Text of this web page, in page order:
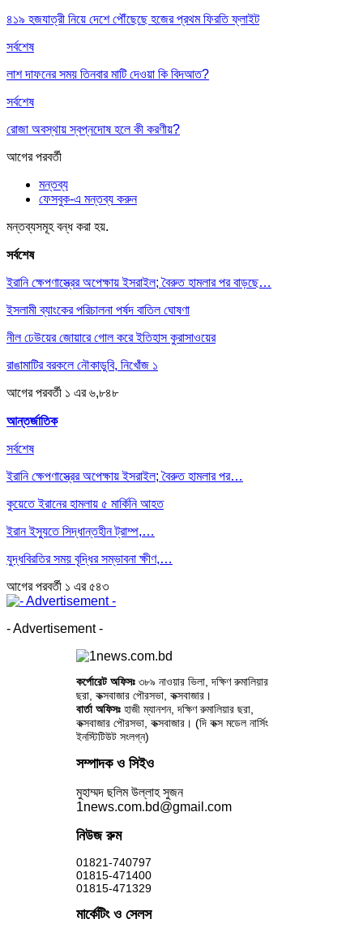
৪১৯ হজযাত্রী নিয়ে দেশে পৌঁছেছে হজের প্রথম ফিরতি ফ্লাইট
সর্বশেষ
লাশ দাফনের সময় তিনবার মাটি দেওয়া কি বিদআত?
সর্বশেষ
রোজা অবস্থায় স্বপ্নদোষ হলে কী করণীয়?
আগেরপরবর্তী
মন্তব্য
ফেসবুক-এ মন্তব্য করুন
মন্তব্যসমূহ বন্ধ করা হয়.
সর্বশেষ
ইরানি ক্ষেপণাস্ত্রের অপেক্ষায় ইসরাইল; বৈরুত হামলার পর বাড়ছে…
ইসলামী ব্যাংকের পরিচালনা পর্ষদ বাতিল ঘোষণা
নীল ঢেউয়ের জোয়ারে গোল করে ইতিহাস কুরাসাওয়ের
রাঙামাটির বরকলে নৌকাডুবি, নিখোঁজ ১
আগেরপরবর্তী ১ এর ৬,৮৪৮
আন্তর্জাতিক
সর্বশেষ
ইরানি ক্ষেপণাস্ত্রের অপেক্ষায় ইসরাইল; বৈরুত হামলার পর…
কুয়েতে ইরানের হামলায় ৫ মার্কিনি আহত
ইরান ইস্যুতে সিদ্ধান্তহীন ট্রাম্প,…
যুদ্ধবিরতির সময় বৃদ্ধির সম্ভাবনা ক্ষীণ,…
আগেরপরবর্তী ১ এর ৫৪৩
- Advertisement -
কর্পোরেট অফিসঃ ৩৮৯ নাওয়ার ভিলা, দক্ষিণ রুমালিয়ার
ছরা, কক্সবাজার পৌরসভা, কক্সবাজার।
বার্তা অফিসঃহাজী ম্যানশন, দক্ষিণ রুমালিয়ার ছরা,
কক্সবাজার পৌরসভা, কক্সবাজার। (দি কক্স মডেল নার্সিং
ইনস্টিটিউট সংলগ্ন)
সম্পাদক ও সিইও
মুহাম্মদ ছলিম উল্লাহ সুজন
1news.com.bd@gmail.com
নিউজ রুম
01821-740797
01815-471400
01815-471329
মার্কেটিং ও সেলস